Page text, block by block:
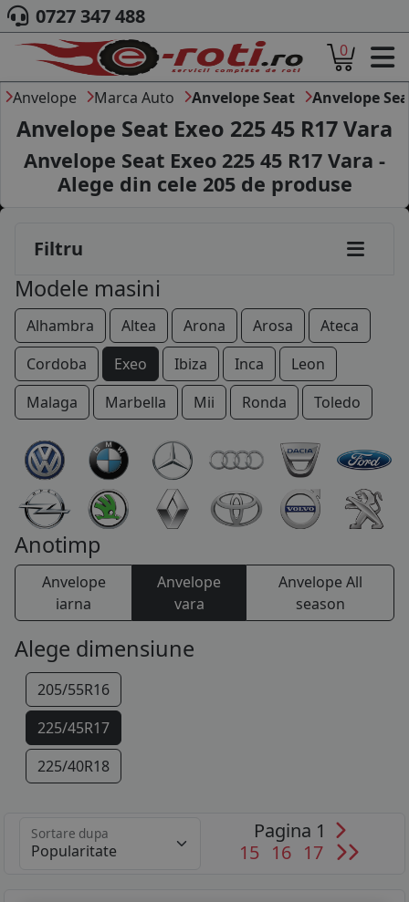
ACASA
DESPRE NOI
ANVELOPE
AUTO
CAMION
MOTO
MARCA AUTO
BLOG
B2B - COLABORARE COMPANII
CONT
CONTACT
0727 347 488
0
Anvelope Marca Auto Anvelope Seat Anvelope
Anvelope Seat Exeo 225 45 R17 Vara
Anvelope Seat Exeo 225 45 R17 Vara -
Alege din cele 205de produse
Filtru
Modele masini
Alhambra Altea Arona Arosa
Ateca
Cordoba
Exeo Ibiza Inca
Leon
Malaga
Marbella Mii Ronda Toledo
Anotimp
Anvelope
iarna
Anvelope
vara
Anvelope All
season
Alege dimensiune
205/55R16
225/45R17
225/40R18
Sortare dupa
Pagina 1
15 16 17